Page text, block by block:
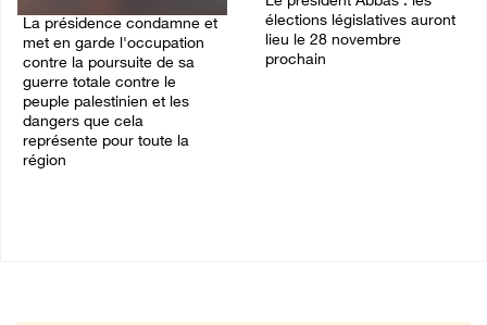
La présidence condamne et
met en garde l'occupation
contre la poursuite de sa
guerre totale contre le
peuple palestinien et les
dangers que cela
représente pour toute la
région
élections législatives auront
lieu le 28 novembre
prochain